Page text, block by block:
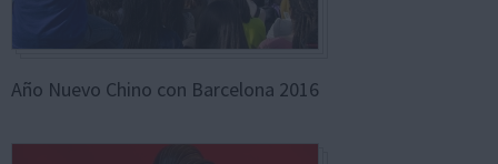
Año Nuevo Chino con Barcelona 2016